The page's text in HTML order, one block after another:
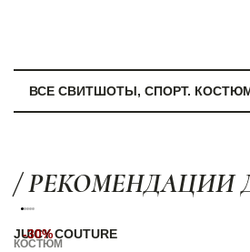
ВСЕ СВИТШОТЫ, СПОРТ.
/ РЕКОМЕНДАЦИИ
-30%
JUICY COUTURE
КОСТЮМ